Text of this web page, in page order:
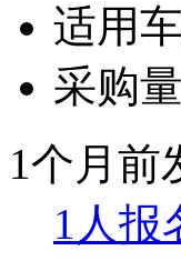
适用
采购量
1个月前
1人报